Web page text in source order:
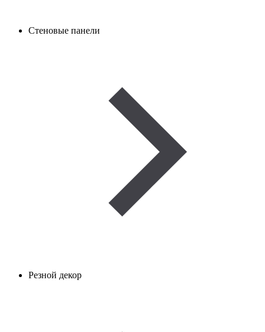
Стеновые панели
Резной декор